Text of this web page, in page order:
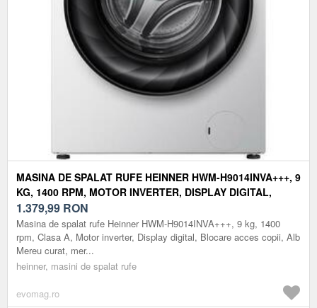
MASINA DE SPALAT RUFE HEINNER HWM-H9014INVA+++, 9
KG, 1400 RPM, MOTOR INVERTER, DISPLAY DIGITAL,
BLOCARE ACCES COPII, CLASA A (ALB)
1.379,99 RON
Masina de spalat rufe Heinner HWM-H9014INVA+++, 9 kg, 1400
rpm, Clasa A, Motor inverter, Display digital, Blocare acces copii, Alb
Mereu curat, mer...
heinner, masini de spalat rufe
evomag.ro